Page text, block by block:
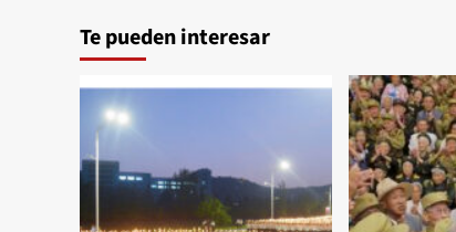
Te pueden interesar